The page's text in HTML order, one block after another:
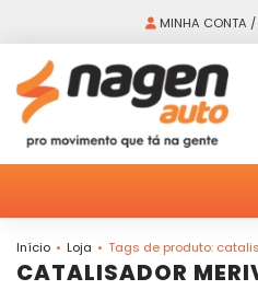
MINHA CONTA /
Início Loja Tags de produto:
CATALISADOR